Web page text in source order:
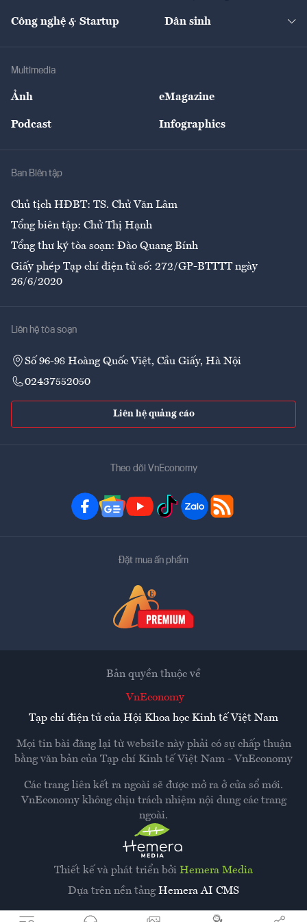
Tư vấn Nông sản
Giải trí
Công nghệ & Startup Dân sinh
Multimedia
Ảnh eMagazine
Podcast Infographics
Ban Biên tập
Chủ tịch HĐBT: TS. Chử Văn Lâm
Tổng biên tập: Chử Thị Hạnh
Tổng thư ký tòa soạn: Đào Quang Bính
Giấy phép Tạp chí điện tử số: 272/GP-BTTTT ngày
26/6/2020
Liên hệ tòa soạn
Số 96-98 Hoàng Quốc Việt, Cầu Giấy, Hà Nội
02437552050
Liên hệ quảng cáo
Theo dõi VnEconomy
Đặt mua ấn phẩm
Thiết kế và phát triển bởi Hemera Media
Dựa trên nền tảng Hemera AI CMS
Bản quyền thuộc về
VnEconomy
Tạp chí điện tử của Hội Khoa học Kinh tế Việt Nam
Mọi tin bài đăng lại từ website này phải có sự chấp thuận
bằng văn bản của Tạp chí Kinh tế Việt Nam - VnEconomy
Các trang liên kết ra ngoài sẽ được mở ra ở cửa sổ mới.
VnEconomy không chịu trách nhiệm nội dung các trang
ngoài.